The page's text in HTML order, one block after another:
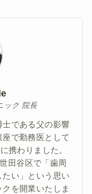
ック 院長
である父の影響
で勤務医として
携わりました。
田谷区で「歯周
い」という思い
を開業いたしま